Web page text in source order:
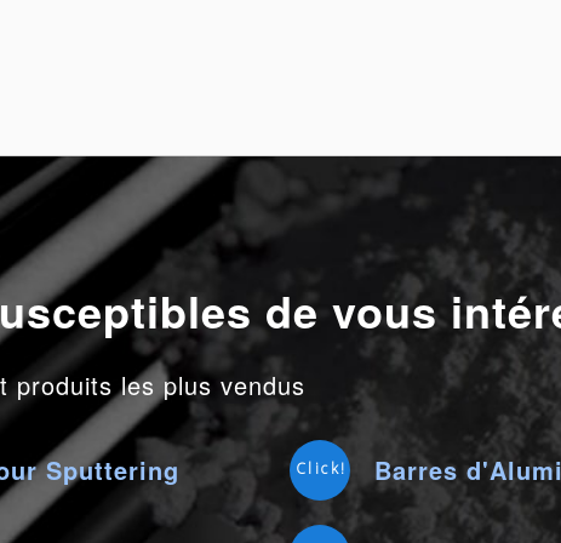
de vous
produits les plus vendus
Sputtering Click! Barres